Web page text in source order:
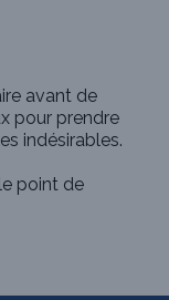
avant de
pour prendre
indésirables.
point de